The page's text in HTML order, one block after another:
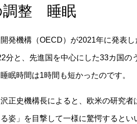
調整 睡眠
発機構（OECD）が2021年に発表
分と、先進国を中心にした33カ国の
眠時間は1時間も短かったのです。
正史機構長によると、欧米の研究者
姿」を目撃して一様に驚愕するとい